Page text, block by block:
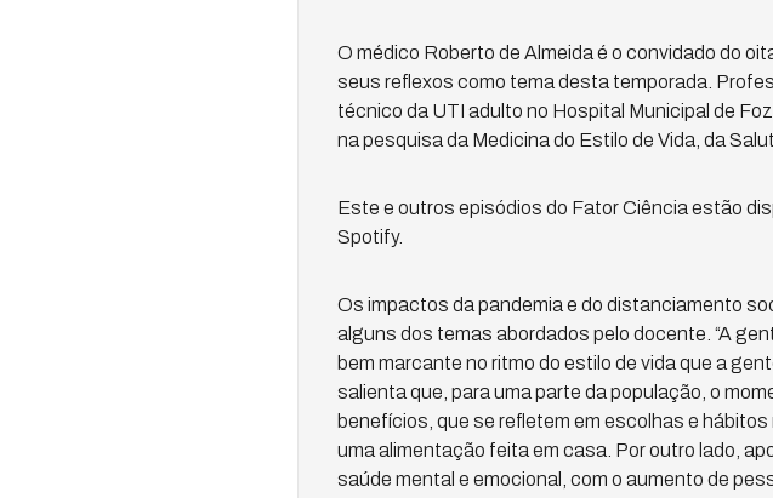
O médico Roberto de Almeida é o convidado do
seus reflexos como tema desta temporada.
técnico da UTI adulto no Hospital Municipal de
na pesquisa da Medicina do Estilo de Vida, da
Este e outros episódios do Fator Ciência estão
Spotify.
Os impactos da pandemia e do distanciamento
alguns dos temas abordados pelo docente. “A
bem marcante no ritmo do estilo de vida que a
salienta que, para uma parte da população, o
benefícios, que se refletem em escolhas e
uma alimentação feita em casa. Por outro lado,
saúde mental e emocional, com o aumento de